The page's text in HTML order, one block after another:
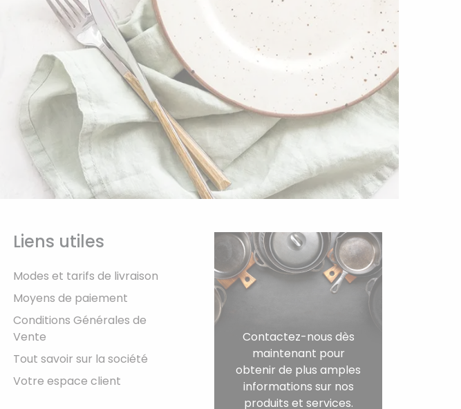
Liens utiles
Modes et tarifs de livraison
Moyens de paiement
Conditions Générales de
Vente
Tout savoir sur la société
Votre espace client
Contactez-nous dès
maintenant pour
obtenir de plus amples
informations sur nos
produits et services.